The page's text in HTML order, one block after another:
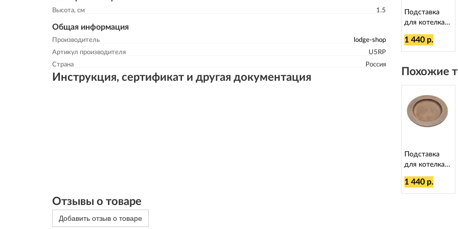
Высота, см 1.5
Общая информация
Производитель
lodge-shop
Артикул производителя
U5RP
Страна
Россия
Инструкция, сертификат и другая документация
Подставка
для котелка
Lodge D=17
см
1 440 р.
Похожие
Подставка
для котелка
Lodge D=17
см
1 440 р.
Отзывы о товаре
Добавить отзыв о товаре